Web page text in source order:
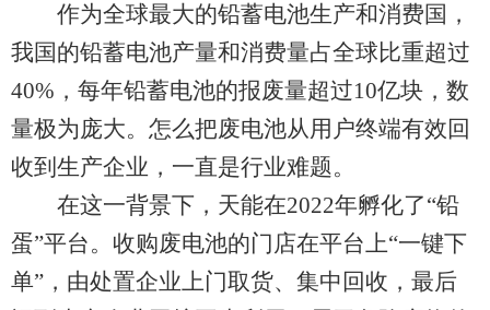
作为全球最大的铅蓄电池生产和消费国，
我国的铅蓄电池产量和消费量占全球比重超过
40%，每年铅蓄电池的报废量超过10亿块，数
量极为庞大。怎么把废电池从用户终端有效回
收到生产企业，一直是行业难题。
在这一背景下，天能在2022年孵化了“铅
蛋”平台。收购废电池的门店在平台上“一键下
单”，由处置企业上门取货、集中回收，最后